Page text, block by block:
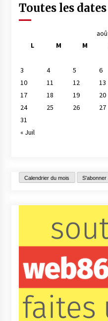
Toutes les dates
L
M M
3
4 5 6
10
11 12 13
17
18 19 20
24
25 26 27
31
« Juil
Calendrier du mois S'abonner